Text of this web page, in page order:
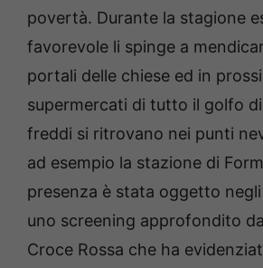
povertà. Durante la stagione
favorevole li spinge a
portali delle chiese ed in
supermercati di tutto il golfo
freddi si ritrovano nei punti
ad esempio la stazione di
presenza è stata oggetto
uno screening approfondito
Croce Rossa che ha